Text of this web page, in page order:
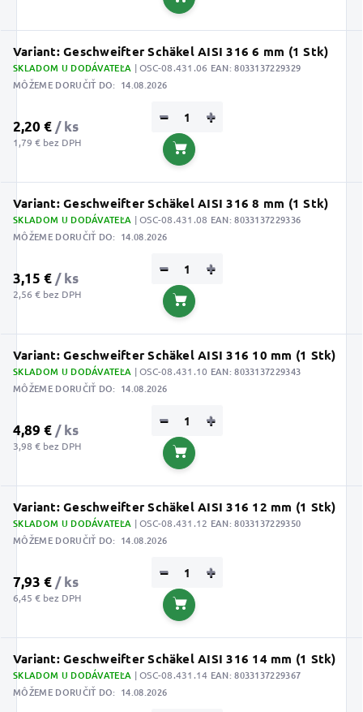
Do košíka
Variant: Geschweifter Schäkel AISI 316 6 mm (1 Stk)
SKLADOM U DODÁVATEĽA | OSC-08.431.06 EAN:8033137229329
MÔŽEME DORUČIŤ DO: 14.08.2026
2,20 € / ks
1,79 € bez DPH
+
−
Do košíka
Variant: Geschweifter Schäkel AISI 316 8 mm (1 Stk)
SKLADOM U DODÁVATEĽA | OSC-08.431.08 EAN:8033137229336
MÔŽEME DORUČIŤ DO: 14.08.2026
3,15 € / ks
2,56 € bez DPH
+
−
Do košíka
Variant: Geschweifter Schäkel AISI 316 10 mm (1 Stk)
SKLADOM U DODÁVATEĽA | OSC-08.431.10 EAN:8033137229343
MÔŽEME DORUČIŤ DO: 14.08.2026
4,89 € / ks
3,98 € bez DPH
+
−
Do košíka
Variant: Geschweifter Schäkel AISI 316 12 mm (1 Stk)
SKLADOM U DODÁVATEĽA | OSC-08.431.12 EAN:8033137229350
MÔŽEME DORUČIŤ DO: 14.08.2026
7,93 € / ks
6,45 € bez DPH
+
−
Do košíka
Variant: Geschweifter Schäkel AISI 316 14 mm (1 Stk)
SKLADOM U DODÁVATEĽA | OSC-08.431.14 EAN:8033137229367
MÔŽEME DORUČIŤ DO: 14.08.2026